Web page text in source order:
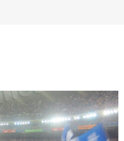
Submit